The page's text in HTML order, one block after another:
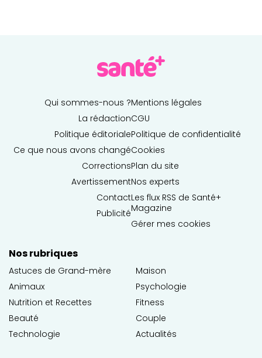
Qui sommes-nous ?
La rédaction
Politique éditoriale
Ce que nous avons changé
Corrections
Avertissement
Contact
Publicité
Mentions légales
CGU
Politique de confidentialité
Cookies
Plan du site
Nos experts
Les flux RSS de Santé+
Magazine
Gérer mes cookies
Nos rubriques
Astuces de Grand-mère
Animaux
Nutrition et Recettes
Beauté
Technologie
Maison
Psychologie
Fitness
Couple
Actualités